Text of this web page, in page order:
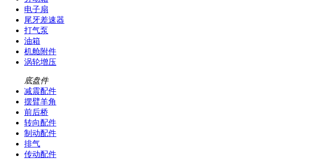
电子扇
尾牙差速器
打气泵
油箱
机舱附件
涡轮增压
底盘件
减震配件
摆臂羊角
前后桥
转向配件
制动配件
排气
传动配件